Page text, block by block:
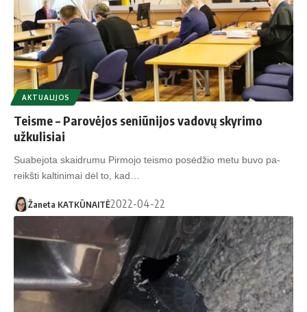
AKTUALIJOS
Teisme – Parovėjos seniūnijos vadovų skyrimo
užkulisiai
Suabejota skaidrumu Pir­mo­jo teis­mo po­sė­džio me­tu bu­vo pa­
reikš­ti kal­ti­ni­mai dėl to, kad…
Žaneta KATKŪNAITĖ2022-04-22